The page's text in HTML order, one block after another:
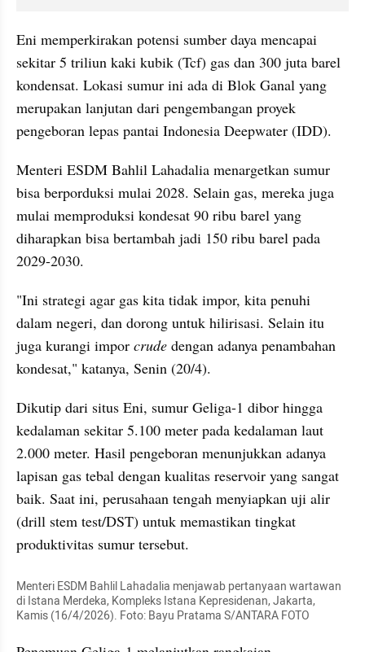
Eni memperkirakan potensi sumber daya mencapai
sekitar 5 triliun kaki kubik (Tcf) gas dan 300 juta barel
kondensat. Lokasi sumur ini ada di Blok Ganal yang
merupakan lanjutan dari pengembangan proyek
pengeboran lepas pantai Indonesia Deepwater (IDD).
Menteri ESDM Bahlil Lahadalia menargetkan sumur
bisa berporduksi mulai 2028. Selain gas, mereka juga
mulai memproduksi kondesat 90 ribu barel yang
diharapkan bisa bertambah jadi 150 ribu barel pada
2029-2030.
"Ini strategi agar gas kita tidak impor, kita penuhi
dalam negeri, dan dorong untuk hilirisasi. Selain itu
juga kurangi impor crude dengan adanya penambahan
kondesat," katanya, Senin (20/4).
Dikutip dari situs Eni, sumur Geliga-1 dibor hingga
kedalaman sekitar 5.100 meter pada kedalaman laut
2.000 meter. Hasil pengeboran menunjukkan adanya
lapisan gas tebal dengan kualitas reservoir yang sangat
baik. Saat ini, perusahaan tengah menyiapkan uji alir
(drill stem test/DST) untuk memastikan tingkat
produktivitas sumur tersebut.
Menteri ESDM Bahlil Lahadalia menjawab pertanyaan wartawan
di Istana Merdeka, Kompleks Istana Kepresidenan, Jakarta,
Kamis (16/4/2026). Foto: Bayu Pratama S/ANTARA FOTO